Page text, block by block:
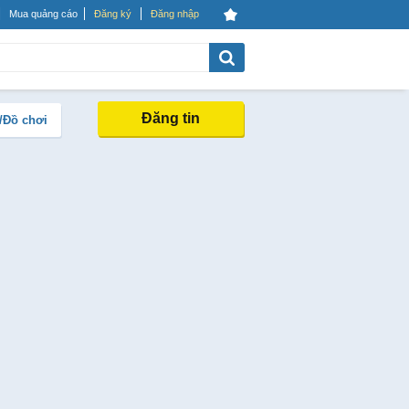
Mua quảng cáo Đăng ký Đăng nhập
Đồ chơi Đăng tin